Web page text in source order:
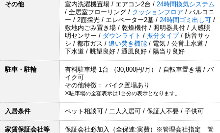
その他 室内洗濯機置場 / エアコン2台 / 24時間換気システム
/ 全居室フローリング / クッションフロア / バルコニ
ー / 2面採光 / エレベーター2基 / 24時間ゴミ出し可 /
敷地内ごみ置き場 / 乾燥機付 / 照明器具付 / 人感照
明センサー / ダウンライト / 振分タイプ / 防音サッ
シ / 都市ガス / 追い焚き機能 / 電気 / 公営上水道 /
下水道 / 眺望良好 / 通風良好 / 陽当り良好
駐車・駐輪
有料駐車場 1台 （30,800円/月） / 自転車置き場 / バ
イク可
その他特徴： バイク置場あり
※駐車場の金額表示は1台分の表示となります。
入居条件 ペット相談可 / 二人入居可 / 保証人不要 / 子供可
家賃保証会社等
保証会社必加入（全保連:実費）※管理会社指定 管